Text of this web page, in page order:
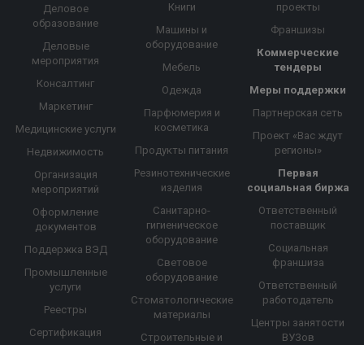
Деловое
образование
Деловые
мероприятия
Консалтинг
Маркетинг
Медицинские услуги
Недвижимость
Организация
мероприятий
Оформление
документов
Поддержка ВЭД
Промышленные
услуги
Реестры
Сертификация
Книги
Машины и
оборудование
Мебель
Одежда
Парфюмерия и
косметика
Продукты питания
Резинотехнические
изделия
Санитарно-
гигиеническое
оборудование
Световое
оборудование
Стоматологические
материалы
Строительные и
проекты
Франшизы
Коммерческие
тендеры
Меры поддержки
Партнерская сеть
Проект «Вас ждут
регионы»
Первая
социальная биржа
Ответственный
поставщик
Социальная
франшиза
Ответственный
работодатель
Центры занятости
ВУЗов